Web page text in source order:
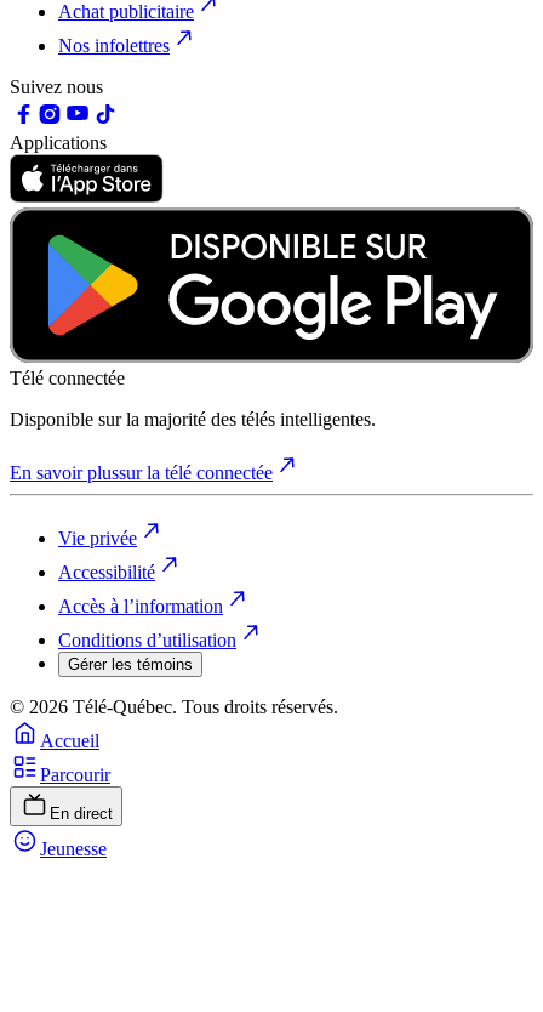
Achat publicitaire
Nos infolettres
Suivez nous
Applications
Télé connectée
Disponible sur la majorité des télés intelligentes.
En savoir plussur la télé connectée
Vie privée
Accessibilité
Accès à l’information
Conditions d’utilisation
Gérer les témoins
© 2026 Télé-Québec. Tous droits réservés.
Accueil
Parcourir
En direct
Jeunesse